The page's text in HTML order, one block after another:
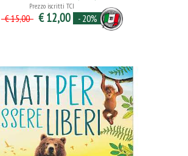
Prezzo iscritti TCI
€ 15,00 € 12,00 - 20%